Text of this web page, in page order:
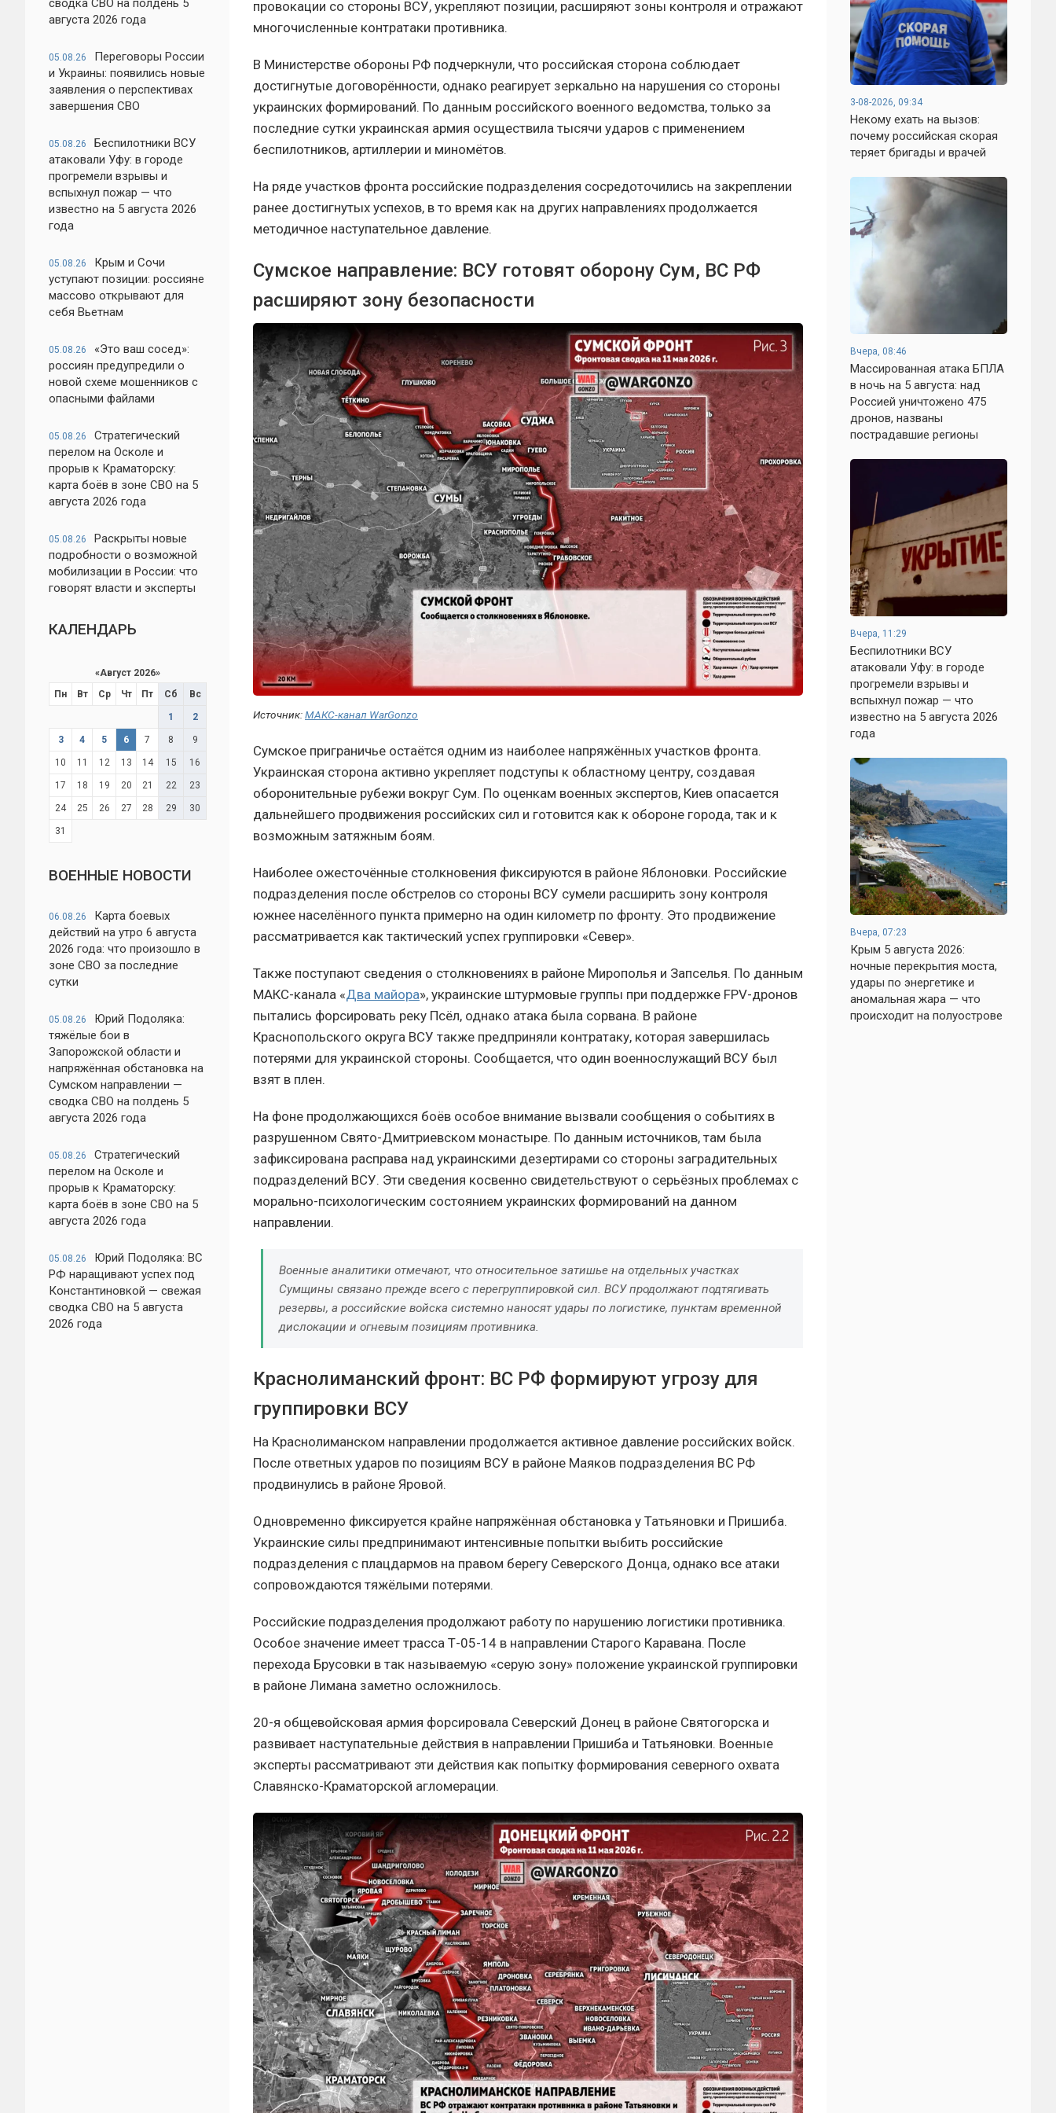
сводка СВО на полдень 5
августа 2026 года
05.08.26
Переговоры России
и Украины: появились новые
заявления о перспективах
завершения СВО
05.08.26
Беспилотники ВСУ
атаковали Уфу: в городе
прогремели взрывы и
вспыхнул пожар — что
известно на 5 августа 2026
года
05.08.26
Крым и Сочи
уступают позиции: россияне
массово открывают для
себя Вьетнам
05.08.26
«Это ваш сосед»:
россиян предупредили о
новой схеме мошенников с
опасными файлами
05.08.26
Стратегический
перелом на Осколе и
прорыв к Краматорску:
карта боёв в зоне СВО на 5
августа 2026 года
05.08.26
Раскрыты новые
подробности о возможной
мобилизации в России: что
говорят власти и эксперты
КАЛЕНДАРЬ
«Август 2026»
Пн
Вт Ср Чт Пт Сб Вс
1 2
3 4 5 6 7 8 9
10 11 12 13 14 15 16
17 18 19 20 21 22 23
24 25 26 27 28 29 30
31
ВОЕННЫЕ НОВОСТИ
06.08.26
Карта боевых
действий на утро 6 августа
2026 года: что произошло в
зоне СВО за последние
сутки
05.08.26
Юрий Подоляка:
тяжёлые бои в
Запорожской области и
напряжённая обстановка на
Сумском направлении —
сводка СВО на полдень 5
августа 2026 года
05.08.26
Стратегический
перелом на Осколе и
прорыв к Краматорску:
карта боёв в зоне СВО на 5
августа 2026 года
05.08.26
Юрий Подоляка: ВС
РФ наращивают успех под
Константиновкой — свежая
сводка СВО на 5 августа
2026 года
провокации со стороны ВСУ, укрепляют позиции, расширяют зоны контроля и отражают
многочисленные контратаки противника.
В Министерстве обороны РФ подчеркнули, что российская сторона соблюдает
достигнутые договорённости, однако реагирует зеркально на нарушения со стороны
украинских формирований. По данным российского военного ведомства, только за
последние сутки украинская армия осуществила тысячи ударов с применением
беспилотников, артиллерии и миномётов.
На ряде участков фронта российские подразделения сосредоточились на закреплении
ранее достигнутых успехов, в то время как на других направлениях продолжается
методичное наступательное давление.
Сумское направление: ВСУ готовят оборону Сум, ВС РФ
расширяют зону безопасности
Источник:МАКС-канал WarGonzo
Сумское приграничье остаётся одним из наиболее напряжённых участков фронта.
Украинская сторона активно укрепляет подступы к областному центру, создавая
оборонительные рубежи вокруг Сум. По оценкам военных экспертов, Киев опасается
дальнейшего продвижения российских сил и готовится как к обороне города, так и к
возможным затяжным боям.
Наиболее ожесточённые столкновения фиксируются в районе Яблоновки. Российские
подразделения после обстрелов со стороны ВСУ сумели расширить зону контроля
южнее населённого пункта примерно на один километр по фронту. Это продвижение
рассматривается как тактический успех группировки «Север».
Также поступают сведения о столкновениях в районе Мирополья и Запселья. По данным
МАКС-канала «Два майора», украинские штурмовые группы при поддержке FPV-дронов
пытались форсировать реку Псёл, однако атака была сорвана. В районе
Краснопольского округа ВСУ также предприняли контратаку, которая завершилась
потерями для украинской стороны. Сообщается, что один военнослужащий ВСУ был
взят в плен.
На фоне продолжающихся боёв особое внимание вызвали сообщения о событиях в
разрушенном Свято-Дмитриевском монастыре. По данным источников, там была
зафиксирована расправа над украинскими дезертирами со стороны заградительных
подразделений ВСУ. Эти сведения косвенно свидетельствуют о серьёзных проблемах с
морально-психологическим состоянием украинских формирований на данном
направлении.
Военные аналитики отмечают, что относительное затишье на отдельных участках
Сумщины связано прежде всего с перегруппировкой сил. ВСУ продолжают подтягивать
резервы, а российские войска системно наносят удары по логистике, пунктам временной
дислокации и огневым позициям противника.
Краснолиманский фронт: ВС РФ формируют угрозу для
группировки ВСУ
На Краснолиманском направлении продолжается активное давление российских войск.
После ответных ударов по позициям ВСУ в районе Маяков подразделения ВС РФ
продвинулись в районе Яровой.
Одновременно фиксируется крайне напряжённая обстановка у Татьяновки и Пришиба.
Украинские силы предпринимают интенсивные попытки выбить российские
подразделения с плацдармов на правом берегу Северского Донца, однако все атаки
сопровождаются тяжёлыми потерями.
Российские подразделения продолжают работу по нарушению логистики противника.
Особое значение имеет трасса Т-05-14 в направлении Старого Каравана. После
перехода Брусовки в так называемую «серую зону» положение украинской группировки
в районе Лимана заметно осложнилось.
20-я общевойсковая армия форсировала Северский Донец в районе Святогорска и
развивает наступательные действия в направлении Пришиба и Татьяновки. Военные
эксперты рассматривают эти действия как попытку формирования северного охвата
Славянско-Краматорской агломерации.
3-08-2026, 09:34
Некому ехать на вызов:
почему российская скорая
теряет бригады и врачей
Вчера, 08:46
Массированная атака БПЛА
в ночь на 5 августа: над
Россией уничтожено 475
дронов, названы
пострадавшие регионы
Вчера, 11:29
Беспилотники ВСУ
атаковали Уфу: в городе
прогремели взрывы и
вспыхнул пожар — что
известно на 5 августа 2026
года
Вчера, 07:23
Крым 5 августа 2026:
ночные перекрытия моста,
удары по энергетике и
аномальная жара — что
происходит на полуострове